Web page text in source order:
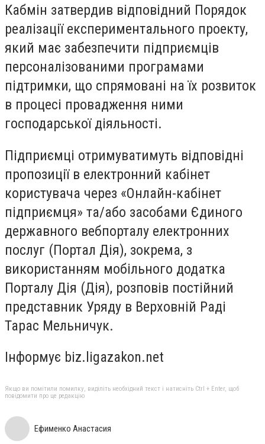
Кабмін затвердив відповідний Порядок
реалізації експериментального проекту,
який має забезпечити підприємців
персоналізованими програмами
підтримки, що спрямовані на їх розвиток
в процесі провадження ними
господарської діяльності.
Підприємці отримуватимуть відповідні
пропозиції в електронний кабінет
користувача через «Онлайн-кабінет
підприємця» та/або засобами Єдиного
державного вебпорталу електронних
послуг (Портал Дія), зокрема, з
використанням мобільного додатка
Порталу Дія (Дія), розповів постійний
представник Уряду в Верховній Раді
Тарас Мельничук.
Інформує biz.ligazakon.net
Якщо ви помітили помилку, виділіть необхідний текст і натисніть Ctrl + Enter, щоб
повідомити про це редакцію
Ефименко Анастасия